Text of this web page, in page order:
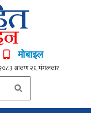
मोबाइल